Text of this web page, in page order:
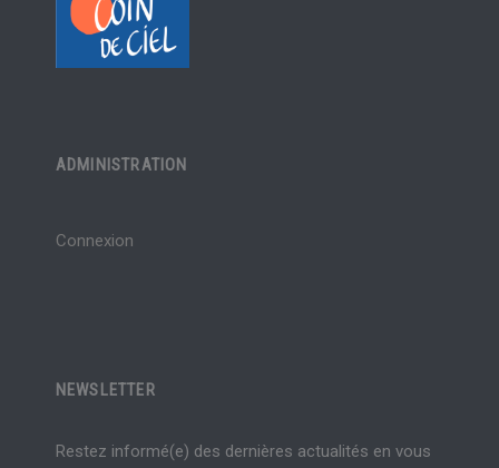
ADMINISTRATION
Connexion
NEWSLETTER
Restez informé(e) des dernières actualités en vous